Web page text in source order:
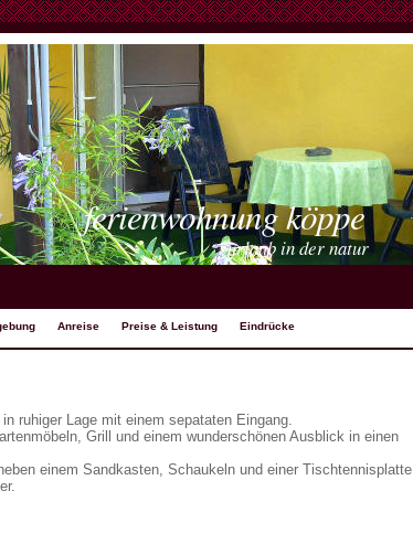
ferienwohnung köppe
urlaub in der natur
Anreise Preise & Leistung Eindrücke
ruhiger Lage mit einem sepataten Eingang.
Grill und einem wunderschönen Ausblick in einen
einem Sandkasten, Schaukeln und einer Tischtennisplatte